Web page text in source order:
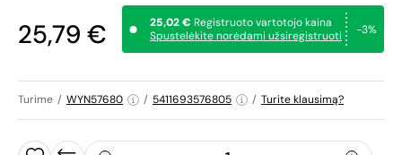
25,79 € 25,02 € Registruoto vartotojo kaina
Spustelėkite norėdami užsiregistruoti
-3%
Turime / WYN57680 / 5411693576805 / Turite klausimą?